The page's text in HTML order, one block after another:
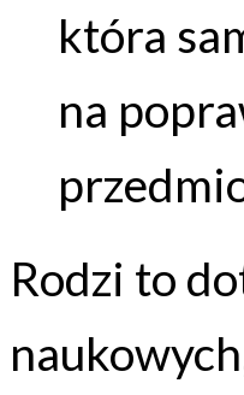
która
na
Rodzi to